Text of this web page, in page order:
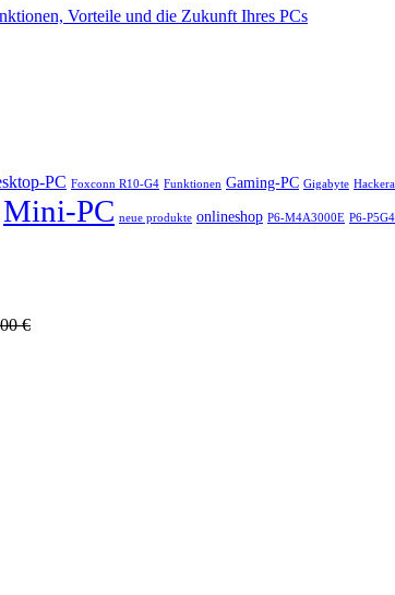
Vorteile und die Zukunft Ihres PCs
PC Foxconn R10-G4 Funktionen Gaming-PC Gigabyte
Mini-PC neue produkte onlineshop P6-M4A3000E P6-
€